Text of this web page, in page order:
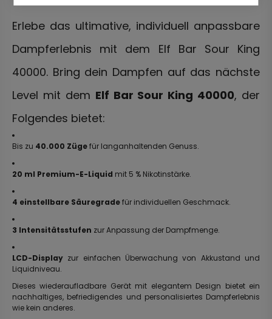
Erlebe das ultimative, individuell anpassbare
Dampferlebnis mit dem Elf Bar Sour King
40000. Bring dein Dampfen auf das nächste
Level mit dem Elf Bar Sour King 40000, der
Folgendes bietet:
Bis zu 40.000 Zügefür langanhaltenden Genuss.
20 ml Premium-E-Liquid mit 5 % Nikotinstärke.
4 einstellbare Säuregradefür individuellen Geschmack.
3 Intensitätsstufen zur Anpassung der Dampfmenge.
LCD-Display zur einfachen Überwachung von Akkustand und
Liquidniveau.
Dieses wiederaufladbare Gerät mit elegantem Design bietet ein
nachhaltiges, befriedigendes und personalisiertes Dampferlebnis
wie kein anderes.